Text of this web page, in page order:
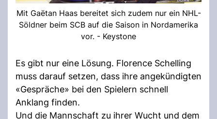
Mit Gaëtan Haas bereitet sich zudem nur ein NHL-
Söldner beim SCB auf die Saison in Nordamerika
vor. - Keystone
Es gibt nur eine Lösung. Florence Schelling
muss darauf setzen, dass ihre angekündigten
«Gespräche» bei den Spielern schnell
Anklang finden.
Und die Mannschaft zu ihrer Wucht und dem